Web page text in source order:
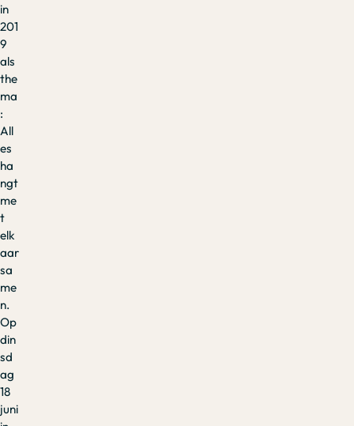
in
201
9
als
the
ma
:
All
es
ha
ngt
me
t
elk
aar
sa
me
n.
Op
din
sd
ag
18
juni